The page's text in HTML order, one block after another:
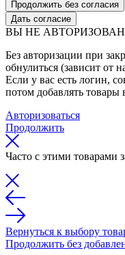
Продолжить без согласия
Дать согласие
ВЫ НЕ
Без авторизации при
обнулиться (зависит от
Если у вас есть логин,
потом добавлять товары
Авторизоваться
Продолжить
Часто с этими товарами
Вернуться к выбору
Продолжить без